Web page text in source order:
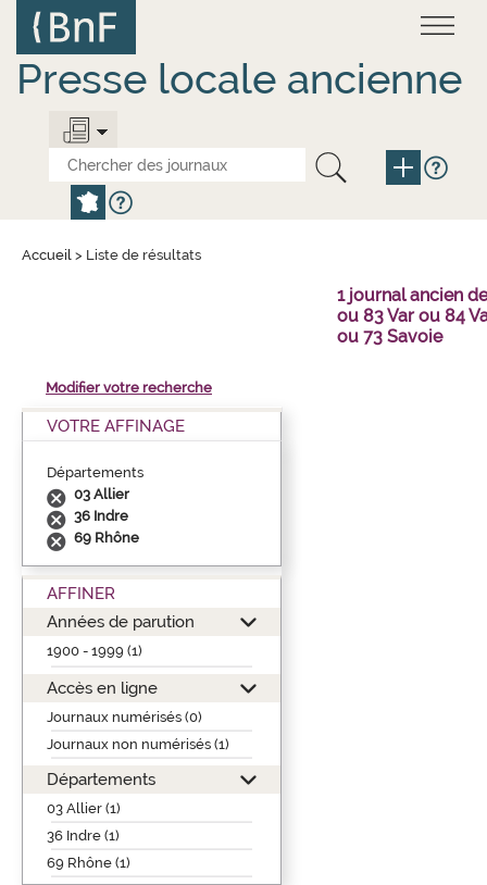
contenu
principal
Presse locale ancienne
Accueil > Liste de résultats
1 journal ancien
ou 83 Var ou 84
ou 73 Savoie
Modifier votre recherche
VOTRE AFFINAGE
Départements
03 Allier
36 Indre
69 Rhône
AFFINER
Années de parution
1900 - 1999 (1)
Accès en ligne
Journaux numérisés (0)
Journaux non numérisés (1)
Départements
03 Allier (1)
36 Indre (1)
69 Rhône (1)
Panneau de gestion des cookies